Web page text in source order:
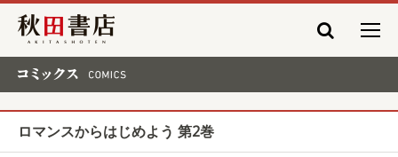
秋田書店
ロマンスからはじめよう 第2巻